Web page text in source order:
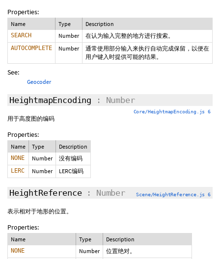
Properties:
Name Type Description
SEARCH Number 在认为输入完整的地方进行搜索。
AUTOCOMPLETE Number
通常使用部分输入来执行自动完成保留，以便在
用户键入时提供可能的结果。
See:
Geocoder
HeightmapEncoding : Number
Core/HeightmapEncoding.js 6
用于高度图的编码
Properties:
Name Type Description
NONE Number 没有编码
LERC Number LERC编码
HeightReference : Number Scene/HeightReference.js 6
表示相对于地形的位置。
Properties:
Name Type Description
NONE Number 位置绝对。